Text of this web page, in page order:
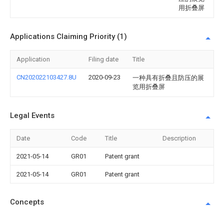
用折叠屏
Applications Claiming Priority (1)
Application Filing date Title
CN202022103427.8U 2020-09-23
一种具有折叠且防压的展
览用折叠屏
Legal Events
Date Code Title Description
2021-05-14 GR01 Patent grant
2021-05-14 GR01 Patent grant
Concepts